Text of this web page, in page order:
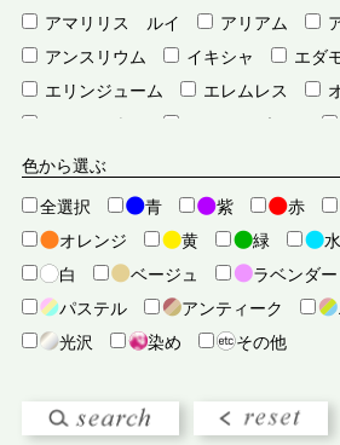
アマリリス ルイ
アリアム
アンスリウム
イキシャ エダ
エリンジューム
エレムレス
オンシジウム
オーニソガラム
カコウヒン. ソノタ
カンパニュラ
カーネ
カーネーション（ハチ）
ガーベラ
キュウコンルイ
キンセンカ
クリスマスローズ
グロリオサ
ケイトウ
シロキク
シンビジウム ジン
色から選ぶ
全選択 青 紫 赤
オレンジ
黄 緑
白
ベージュ ラベンダー
パステル
アンティーク
光沢
染め その他